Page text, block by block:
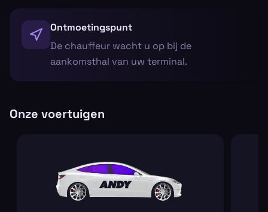
Ontmoetingspunt
De chauffeur wacht u op bij de
aankomsthal van uw terminal.
Onze voertuigen